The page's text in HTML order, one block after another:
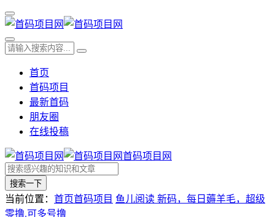
首页
首码项目
最新首码
朋友圈
在线投稿
首码项目网
搜索一下
当前位置： 首页首码项目 鱼儿阅读 新码，每日薅羊毛，超级
零撸.可多号撸